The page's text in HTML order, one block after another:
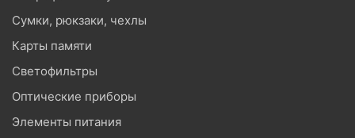
Сумки, рюкзаки, чехлы
Карты памяти
Светофильтры
Оптические приборы
Элементы питания